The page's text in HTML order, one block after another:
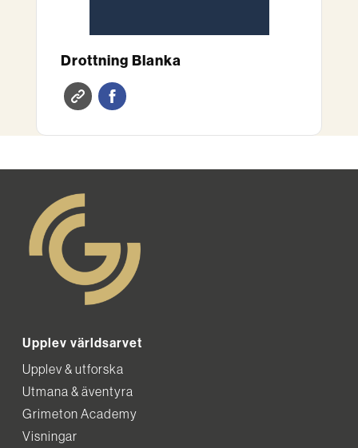
Drottning Blanka
Upplev världsarvet
Upplev & utforska
Utmana & äventyra
Grimeton Academy
Visningar